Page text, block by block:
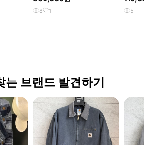
8 1 5
는 브랜드 발견하기